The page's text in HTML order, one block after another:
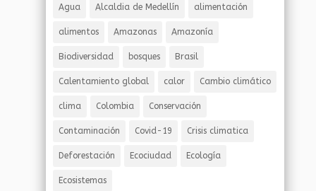
Agua Alcaldia de Medellín alimentación
alimentos Amazonas Amazonía
Biodiversidad bosques Brasil
Calentamiento global calor Cambio climático
clima Colombia Conservación
Contaminación Covid-19 Crisis climatica
Deforestación Ecociudad Ecología
Ecosistemas